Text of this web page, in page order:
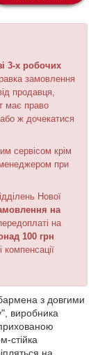
3-х робочих
замовлення
продавця,
має право
ж дочекатися
сервісом крім
при
Нової
на
на
100 грн
компенсації
з довгими
виробника
стійка